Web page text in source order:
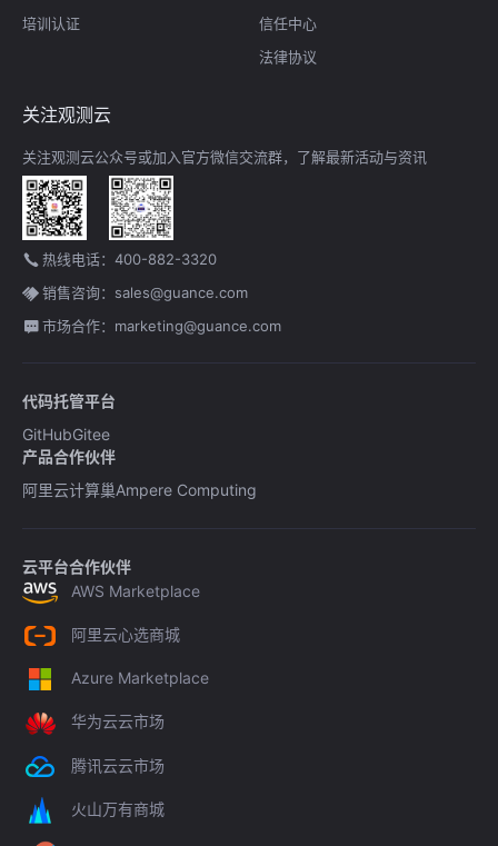
培训认证
信任中心
法律协议
关注观测云
关注观测云公众号或加入官方微信交流群，了解最新活动与资讯
热线电话：400-882-3320
销售咨询：sales@guance.com
市场合作：marketing@guance.com
代码托管平台
GitHubGitee
产品合作伙伴
阿里云计算巢Ampere Computing
云平台合作伙伴
AWS Marketplace
阿里云心选商城
Azure Marketplace
华为云云市场
腾讯云云市场
火山万有商城